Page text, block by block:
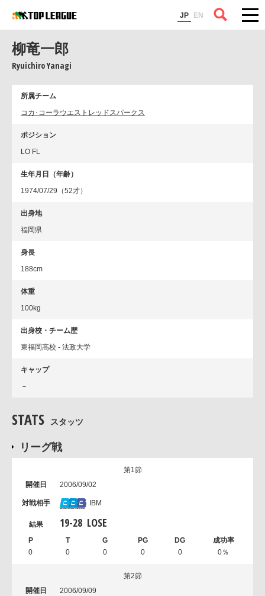
JP EN
コラム
柳竜一郎
Ryuichiro Yanagi
所属チーム
コカ･コーラウエストレッドスパークス
ポジション
LO FL
生年月日（年齢）
1974/07/29（52才）
出身地
福岡県
身長
188cm
体重
100kg
出身校・チーム歴
東福岡高校 - 法政大学
キャップ
－
STATS スタッツ
リーグ戦
第1節
2006/09/02
IBM
19-28 LOSE
0 0 0 0 0 0％
第2節
2006/09/09